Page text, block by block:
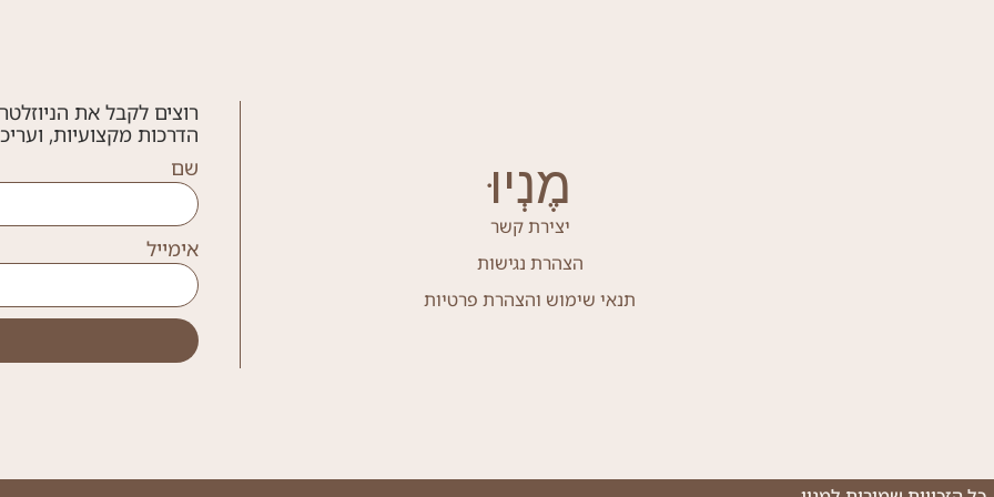
מֶנְיוּ
יצירת קשר
הצהרת נגישות
תנאי שימוש והצהרת פרטיות
רוצים לקבל את
הדרכות מקצועיות,
שם
אימייל